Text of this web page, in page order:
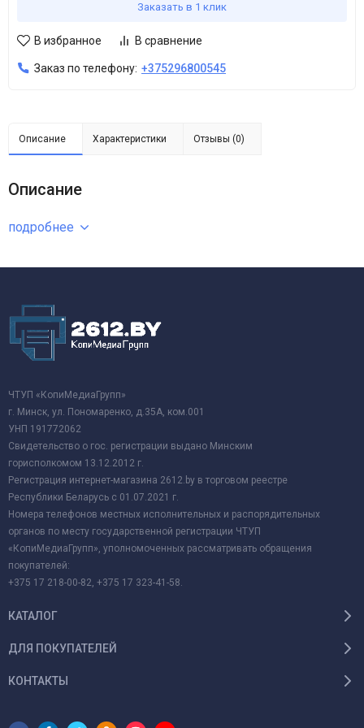
Заказать в 1 клик
В избранное В сравнение
Заказ по телефону: +375296800545
Описание Характеристики Отзывы (0)
Описание
подробнее
ЧТУП «КопиМедиаГрупп»
г. Минск, ул. Пономаренко, д.35А, ком.001
УНП 191772062
Свидетельство о гос. регистрации выдано Минским
горисполкомом 13.12.2012 г.
Регистрация интернет-магазина 2612.by в торговом реестре
Республики Беларусь с 01.07.2021 г.
Номера телефонов местных исполнительных и распорядительных
органов по месту государственной регистрации ЧТУП
«КопиМедиаГрупп», уполномоченных рассматривать обращения
покупателей:
+375 17 218-00-82, +375 17 323-41-58.
КАТАЛОГ
ДЛЯ ПОКУПАТЕЛЕЙ
КОНТАКТЫ